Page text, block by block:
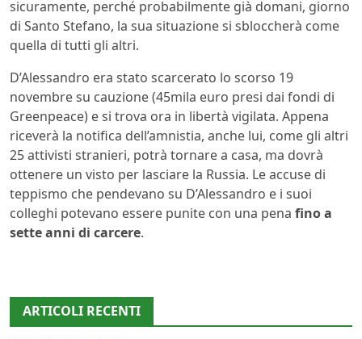
sicuramente, perché probabilmente già domani, giorno
di Santo Stefano, la sua situazione si sbloccherà come
quella di tutti gli altri.
D’Alessandro era stato scarcerato lo scorso 19
novembre su cauzione (45mila euro presi dai fondi di
Greenpeace) e si trova ora in libertà vigilata. Appena
riceverà la notifica dell’amnistia, anche lui, come gli altri
25 attivisti stranieri, potrà tornare a casa, ma dovrà
ottenere un visto per lasciare la Russia. Le accuse di
teppismo che pendevano su D’Alessandro e i suoi
colleghi potevano essere punite con una pena fino a
sette anni di carcere.
ARTICOLI RECENTI